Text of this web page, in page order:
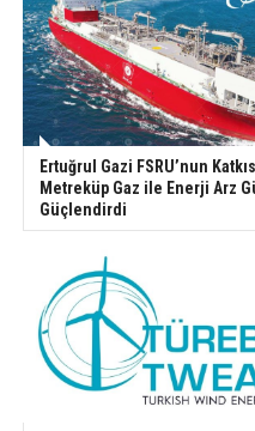
Ertuğrul Gazi FSRU’nun
Metreküp Gaz ile Enerji Arz
Güçlendirdi